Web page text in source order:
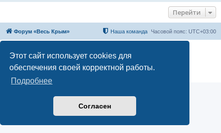
Этот сайт использует cookies для
обеспечения своей корректной работы.
Подробнее
Согласен
Перейти
Форум «Весь Крым» Часовой пояс: UTC+03:00
Наша команда
Конфиденциальность|Правила